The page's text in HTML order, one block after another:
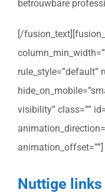
betrouwbare
[/
rule_style=”default”
visibility” class=””
animation_offset=””]
Nuttige